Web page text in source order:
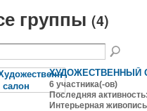
группы (4)
ХУДОЖЕСТВЕННЫЙ
6 участника(-ов)
Последняя
Интерьерная живопись